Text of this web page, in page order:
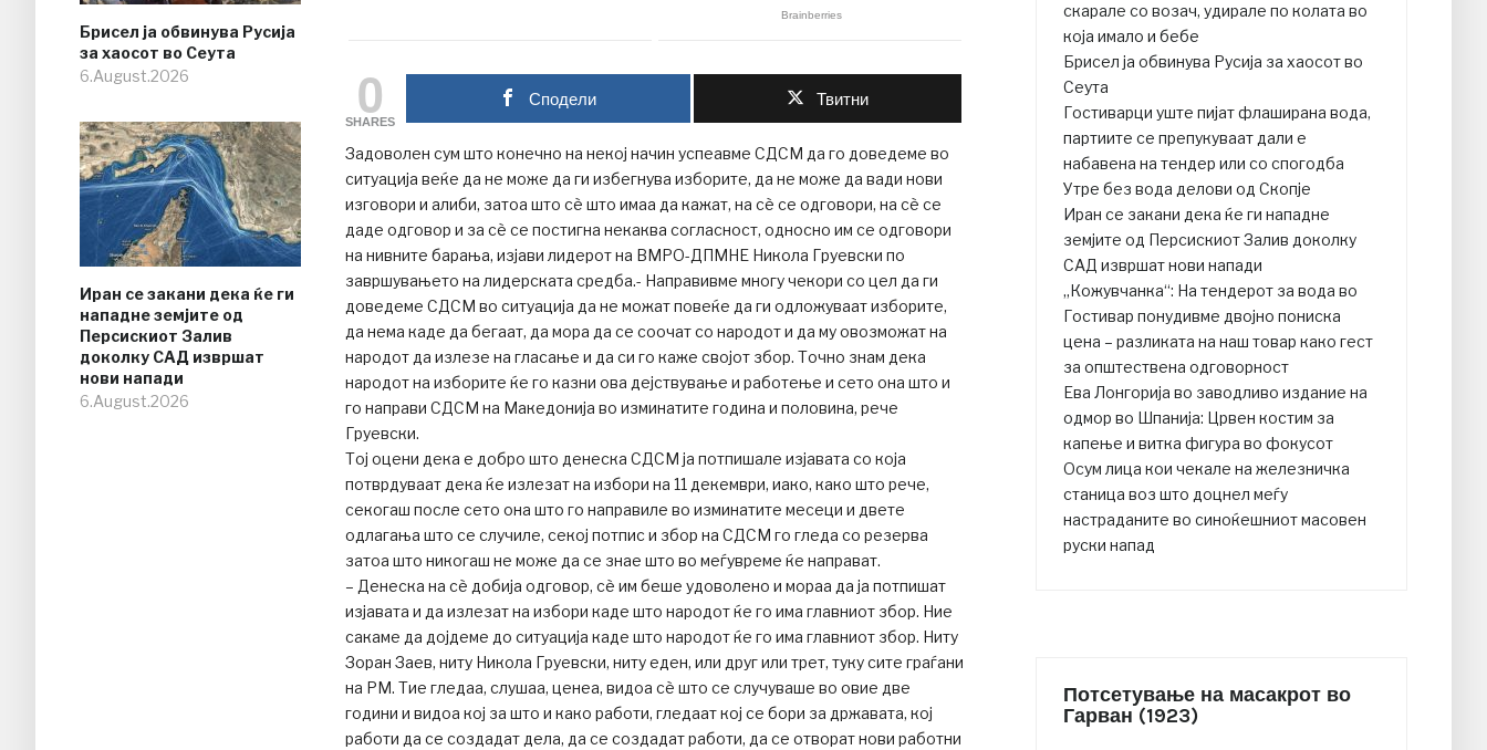
Брисел ја обвинува Русија
за хаосот во Сеута
6.August.2026
Иран се закани дека ќе ги
нападне земјите од
Персискиот Залив
доколку САД извршат
нови напади
6.August.2026
0
SHARES
Сподели Твитни
Задоволен сум што конечно на некој начин успеавме СДСМ да го доведеме во
ситуација веќе да не може да ги избегнува изборите, да не може да вади нови
изговори и алиби, затоа што сѐ што имаа да кажат, на сѐ се одговори, на сѐ се
даде одговор и за сѐ се постигна некаква согласност, односно им се одговори
на нивните барања, изјави лидерот на ВМРО-ДПМНЕ Никола Груевски по
завршувањето на лидерската средба.- Направивме многу чекори со цел да ги
доведеме СДСМ во ситуација да не можат повеќе да ги одложуваат изборите,
да нема каде да бегаат, да мора да се соочат со народот и да му овозможат на
народот да излезе на гласање и да си го каже својот збор. Точно знам дека
народот на изборите ќе го казни ова дејствување и работење и сето она што и
го направи СДСМ на Македонија во изминатите година и половина, рече
Груевски.
Тој оцени дека е добро што денеска СДСМ ја потпишале изјавата со која
потврдуваат дека ќе излезат на избори на 11 декември, иако, како што рече,
секогаш после сето она што го направиле во изминатите месеци и двете
одлагања што се случиле, секој потпис и збор на СДСМ го гледа со резерва
затоа што никогаш не може да се знае што во меѓувреме ќе направат.
– Денеска на сѐ добија одговор, сѐ им беше удоволено и мораа да ја потпишат
изјавата и да излезат на избори каде што народот ќе го има главниот збор. Ние
сакаме да дојдеме до ситуација каде што народот ќе го има главниот збор. Ниту
Зоран Заев, ниту Никола Груевски, ниту еден, или друг или трет, туку сите граѓани
на РМ. Тие гледаа, слушаа, ценеа, видоа сѐ што се случуваше во овие две
години и видоа кој за што и како работи, гледаат кој се бори за државата, кој
работи да се создадат дела, да се создадат работи, да се отворат нови работни
скарале со возач, удирале по колата во
која имало и бебе
Брисел ја обвинува Русија за хаосот во
Сеута
Гостиварци уште пијат флаширана вода,
партиите се препукуваат дали е
набавена на тендер или со спогодба
Утре без вода делови од Скопје
Иран се закани дека ќе ги нападне
земјите од Персискиот Залив доколку
САД извршат нови напади
„Кожувчанка“: На тендерот за вода во
Гостивар понудивме двојно пониска
цена – разликата на наш товар како гест
за општествена одговорност
Ева Лонгорија во заводливо издание на
одмор во Шпанија: Црвен костим за
капење и витка фигура во фокусот
Осум лица кои чекале на железничка
станица воз што доцнел меѓу
настраданите во синоќешниот масовен
руски напад
Потсетување на масакрот во
Гарван (1923)